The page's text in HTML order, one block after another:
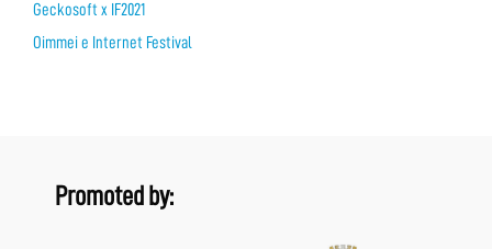
Geckosoft x IF2021
Oimmei e Internet Festival
Promoted by: